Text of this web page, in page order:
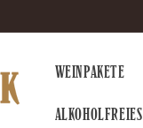
WEINPAKETE
ALKOHOLFREIES